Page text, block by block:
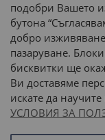
подобри Вашето
бутона
добро
пазаруване.
бисквитки ще
Ви доставяме
искате да
УСЛОВИЯ ЗА